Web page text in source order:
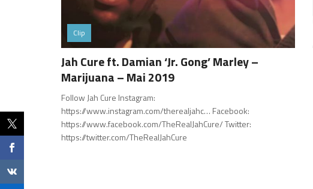
Clip
Jah Cure ft. Damian ‘Jr. Gong’ Marley –
Marijuana – Mai 2019
Follow Jah Cure Instagram:
https://www.instagram.com/therealjahc… Facebook:
https://www.facebook.com/TheRealJahCure/ Twitter:
https://twitter.com/TheRealJahCure